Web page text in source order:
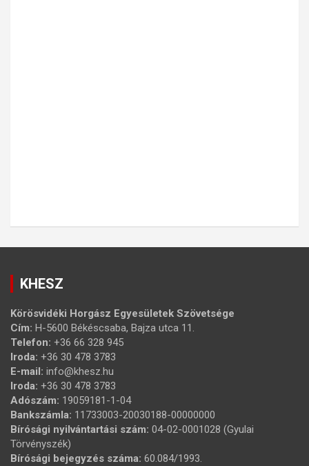
KHESZ
Körösvidéki Horgász Egyesületek Szövetsége
Cím: H-5600 Békéscsaba, Bajza utca 11.
Telefon: +36 66 328 945
Iroda: +36 30 478 3783
E-mail: info@khesz.hu
Iroda: +36 30 478 3783
Adószám: 19059181-1-04
Bankszámla: 11733003-20030188-00000000
Bírósági nyilvántartási szám: 04-02-0001028 (Gyulai
Törvényszék)
Bírósági bejegyzés száma: 60.084/1993.